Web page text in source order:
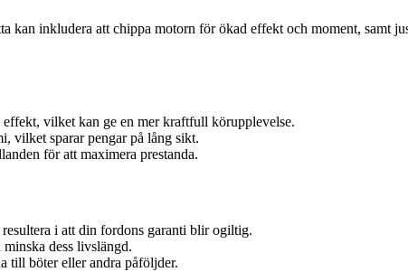
kan inkludera att chippa motorn för ökad effekt och moment, samt
vilket kan ge en mer kraftfull körupplevelse.
vilket sparar pengar på lång sikt.
för att maximera prestanda.
i att din fordons garanti blir ogiltig.
dess livslängd.
till böter eller andra påföljder.